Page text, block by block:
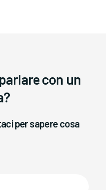
con un
per sapere cosa